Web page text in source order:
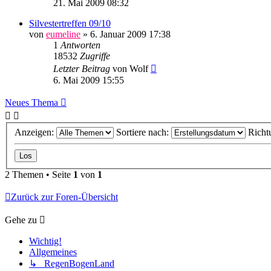
21. Mai 2009 08:32
Silvestertreffen 09/10
von eumeline » 6. Januar 2009 17:38
1 Antworten
18532 Zugriffe
Letzter Beitrag von Wolf
6. Mai 2009 15:55
Neues Thema
Anzeigen: Sortiere nach:
2 Themen • Seite 1 von 1
Zurück zur Foren-Übersicht
Gehe zu
Wichtig!
Allgemeines
↳ RegenBogenLand